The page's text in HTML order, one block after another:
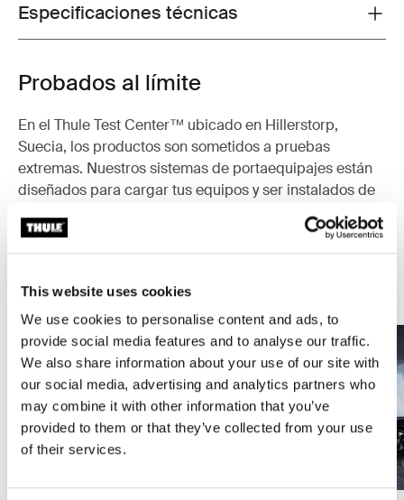
This website uses cookies
We use cookies to personalise content and ads, to
provide social media features and to analyse our traffic.
We also share information about your use of our site with
our social media, advertising and analytics partners who
may combine it with other information that you’ve
provided to them or that they’ve collected from your use
of their services.
Toggle techspec
Especificaciones técnicas
Probados al límite
En el Thule Test Center™ ubicado en Hillerstorp,
Suecia, los productos son sometidos a pruebas
extremas. Nuestros sistemas de portaequipajes están
diseñados para cargar tus equipos y ser instalados de
la forma más segura y firme posible. A continuación, te
contamos algunas de las tantas pruebas que
realizamos.
Explora el Thule Test Center